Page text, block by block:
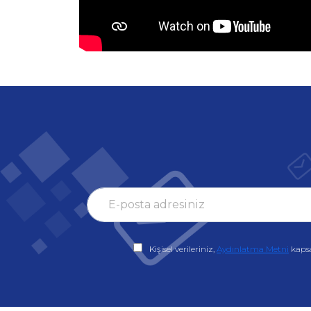
Kişisel verileriniz, Aydınlatma Metni